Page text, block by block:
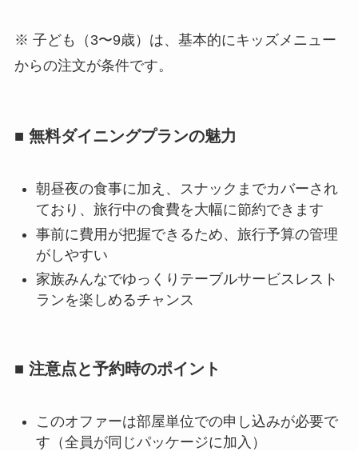
※ 子ども（3〜9歳）は、基本的にキッズメニュー
からの注文が条件です。
■ 無料ダイニングプランの魅力
朝昼夜の食事に加え、スナックまでカバーされ
ており、旅行中の食費を大幅に節約できます
事前に費用が把握できるため、旅行予算の管理
がしやすい
家族みんなでゆっくりテーブルサービスレスト
ランを楽しめるチャンス
■ 注意点と予約時のポイント
このオファーは部屋単位での申し込みが必要で
す（全員が同じパッケージに加入）